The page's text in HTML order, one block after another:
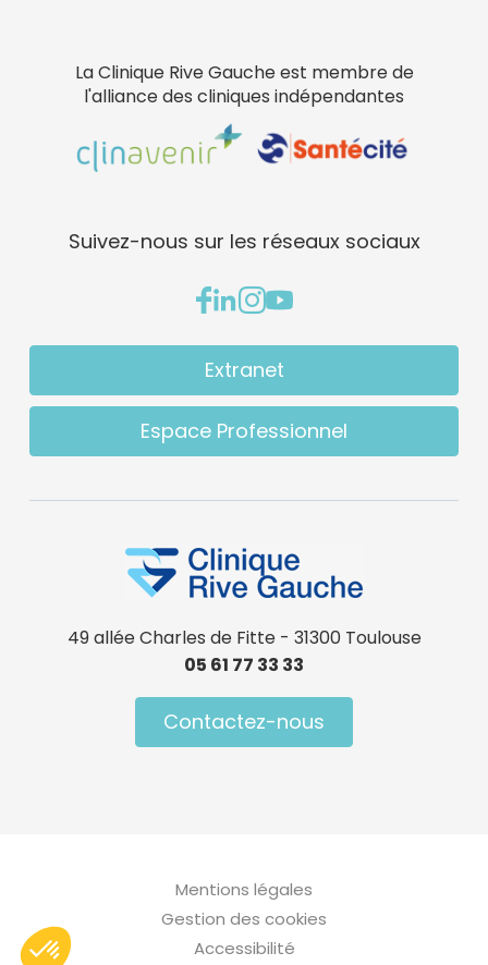
La Clinique Rive Gauche est membre de
l'alliance des cliniques indépendantes
Suivez-nous sur les réseaux sociaux
Extranet
Espace Professionnel
49 allée Charles de Fitte - 31300 Toulouse
05 61 77 33 33
Contactez-nous
Mentions légales
Gestion des cookies
Accessibilité